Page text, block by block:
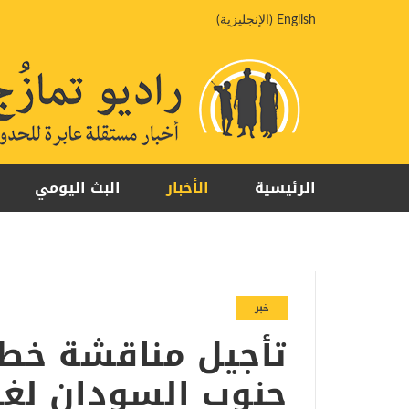
English
( الإنجليزية)
الرئيسية الأخبار البث اليومي
خبر
تأجيل مناقشة
جنوب السودان